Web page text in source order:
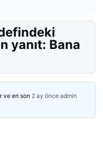
yanıt: Bana
ve en son 2 ay önce admin